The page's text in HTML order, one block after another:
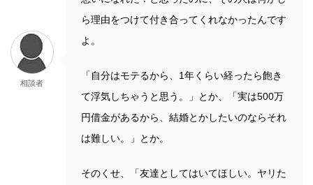
相談者
ら理由をつけて付き合ってくれなかったんです
よ。
「自分はモテるから、1年くらい経ったら飽き
て浮気しちゃうと思う。」とか、「実は500万
円借金があるから、結婚とかしたいのならそれ
は難しい。」とか。
そのくせ、「友達としてはいてほしい。ヤリた